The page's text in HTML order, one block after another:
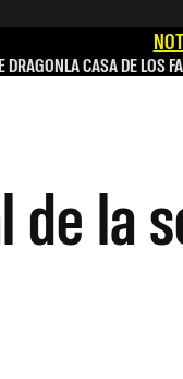
DRAGONLA CASA DE LOS
la